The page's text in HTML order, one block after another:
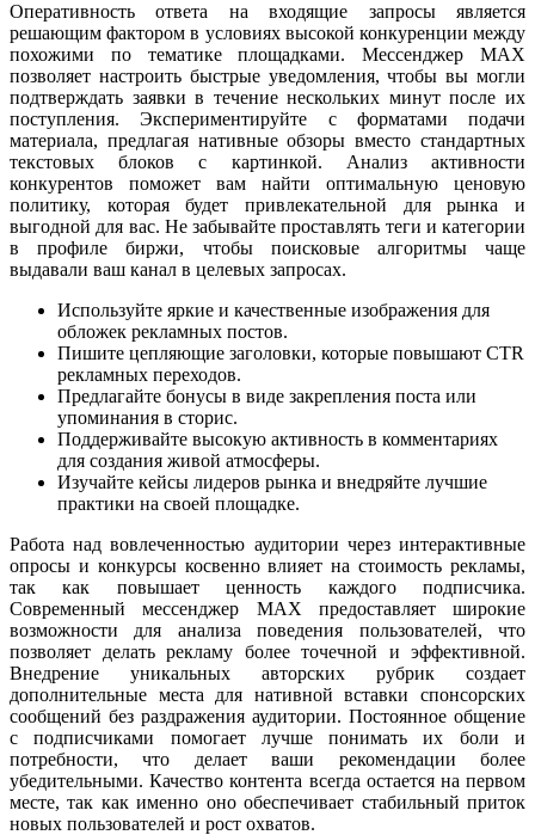
Оперативность ответа на входящие запросы является
решающим фактором в условиях высокой конкуренции между
похожими по тематике площадками. Мессенджер MAX
позволяет настроить быстрые уведомления, чтобы вы могли
подтверждать заявки в течение нескольких минут после их
поступления. Экспериментируйте с форматами подачи
материала, предлагая нативные обзоры вместо стандартных
текстовых блоков с картинкой. Анализ активности
конкурентов поможет вам найти оптимальную ценовую
политику, которая будет привлекательной для рынка и
выгодной для вас. Не забывайте проставлять теги и категории
в профиле биржи, чтобы поисковые алгоритмы чаще
выдавали ваш канал в целевых запросах.
Используйте яркие и качественные изображения для
обложек рекламных постов.
Пишите цепляющие заголовки, которые повышают CTR
рекламных переходов.
Предлагайте бонусы в виде закрепления поста или
упоминания в сторис.
Поддерживайте высокую активность в комментариях
для создания живой атмосферы.
Изучайте кейсы лидеров рынка и внедряйте лучшие
практики на своей площадке.
Работа над вовлеченностью аудитории через интерактивные
опросы и конкурсы косвенно влияет на стоимость рекламы,
так как повышает ценность каждого подписчика.
Современный мессенджер MAX предоставляет широкие
возможности для анализа поведения пользователей, что
позволяет делать рекламу более точечной и эффективной.
Внедрение уникальных авторских рубрик создает
дополнительные места для нативной вставки спонсорских
сообщений без раздражения аудитории. Постоянное общение
с подписчиками помогает лучше понимать их боли и
потребности, что делает ваши рекомендации более
убедительными. Качество контента всегда остается на первом
месте, так как именно оно обеспечивает стабильный приток
новых пользователей и рост охватов.